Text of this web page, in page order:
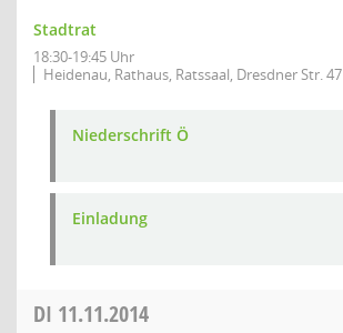
Stadtrat
18:30-19:45 Uhr
Heidenau, Rathaus, Ratssaal, Dresdner Str. 47
Niederschrift Ö
Einladung
DI 11.11.2014